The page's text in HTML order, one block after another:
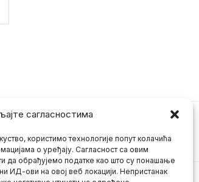
сагласностима
користимо технологије попут колачића
о уређају. Сагласност са овим
да обрађујемо податке као што су понашање
ИД-ови на овој веб локацији. Непристанак